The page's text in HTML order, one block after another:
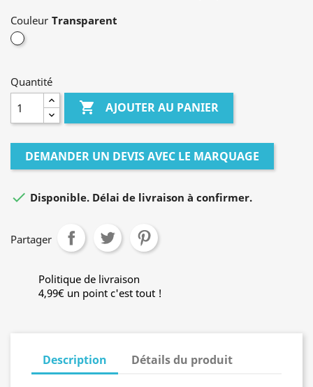
Couleur
Transparent
Quantité
 AJOUTER AU PANIER
DEMANDER UN DEVIS AVEC LE MARQUAGE
 Disponible. Délai de livraison à confirmer.
Partager
Politique de livraison
4,99€ un point c'est tout !
Description Détails du produit